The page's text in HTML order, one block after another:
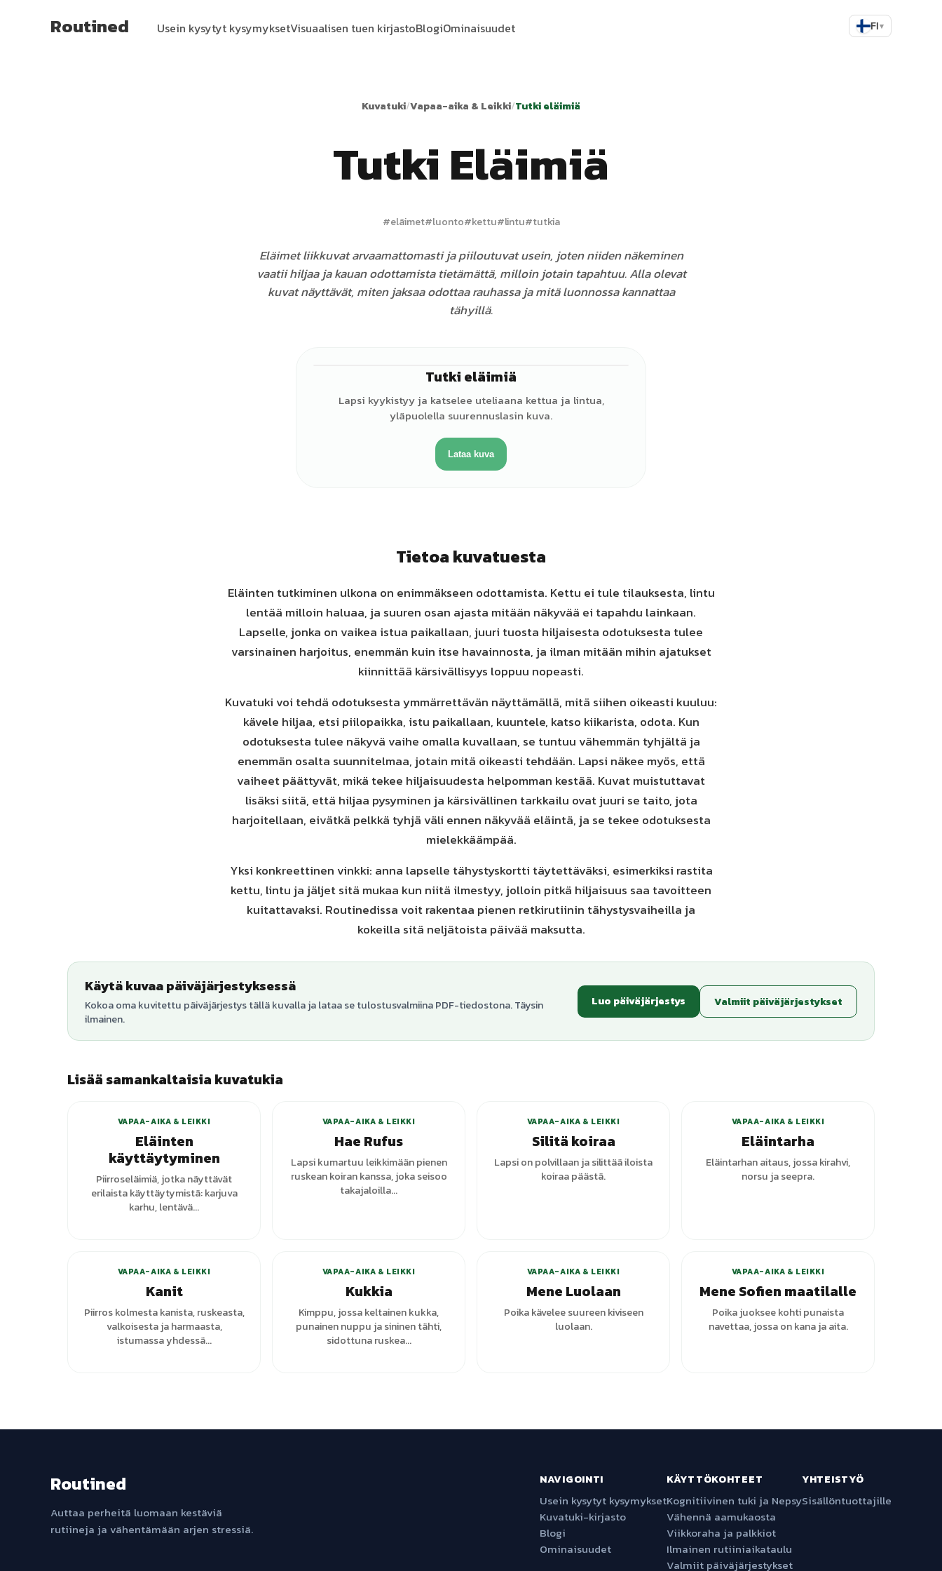
Routined Usein kysytyt kysymyksetVisuaalisen tuen kirjastoBlogiOminaisuudet FI▾
Kuvatuki/Vapaa-aika & Leikki/Tutki eläimiä
Tutki Eläimiä
#eläimet#luonto#kettu#lintu#tutkia
Eläimet liikkuvat arvaamattomasti ja piiloutuvat usein, joten niiden näkeminen
vaatii hiljaa ja kauan odottamista tietämättä, milloin jotain tapahtuu. Alla olevat
kuvat näyttävät, miten jaksaa odottaa rauhassa ja mitä luonnossa kannattaa
tähyillä.
Tutki eläimiä
Lapsi kyykistyy ja katselee uteliaana kettua ja lintua,
yläpuolella suurennuslasin kuva.
Lataa kuva
Tietoa kuvatuesta
Eläinten tutkiminen ulkona on enimmäkseen odottamista. Kettu ei tule tilauksesta, lintu
lentää milloin haluaa, ja suuren osan ajasta mitään näkyvää ei tapahdu lainkaan.
Lapselle, jonka on vaikea istua paikallaan, juuri tuosta hiljaisesta odotuksesta tulee
varsinainen harjoitus, enemmän kuin itse havainnosta, ja ilman mitään mihin ajatukset
kiinnittää kärsivällisyys loppuu nopeasti.
Kuvatuki voi tehdä odotuksesta ymmärrettävän näyttämällä, mitä siihen oikeasti kuuluu:
kävele hiljaa, etsi piilopaikka, istu paikallaan, kuuntele, katso kiikarista, odota. Kun
odotuksesta tulee näkyvä vaihe omalla kuvallaan, se tuntuu vähemmän tyhjältä ja
enemmän osalta suunnitelmaa, jotain mitä oikeasti tehdään. Lapsi näkee myös, että
vaiheet päättyvät, mikä tekee hiljaisuudesta helpomman kestää. Kuvat muistuttavat
lisäksi siitä, että hiljaa pysyminen ja kärsivällinen tarkkailu ovat juuri se taito, jota
harjoitellaan, eivätkä pelkkä tyhjä väli ennen näkyvää eläintä, ja se tekee odotuksesta
mielekkäämpää.
Yksi konkreettinen vinkki: anna lapselle tähystyskortti täytettäväksi, esimerkiksi rastita
kettu, lintu ja jäljet sitä mukaa kun niitä ilmestyy, jolloin pitkä hiljaisuus saa tavoitteen
kuitattavaksi. Routinedissa voit rakentaa pienen retkirutiinin tähystysvaiheilla ja
kokeilla sitä neljätoista päivää maksutta.
Käytä kuvaa päiväjärjestyksessä
Kokoa oma kuvitettu päiväjärjestys tällä kuvalla ja lataa se tulostusvalmiina PDF-tiedostona. Täysin
ilmainen.
Luo päiväjärjestys Valmiit päiväjärjestykset
Lisää samankaltaisia kuvatukia
VAPAA-AIKA & LEIKKI
Eläinten
käyttäytyminen
Piirroseläimiä, jotka näyttävät
erilaista käyttäytymistä: karjuva
karhu, lentävä...
VAPAA-AIKA & LEIKKI
Hae Rufus
Lapsi kumartuu leikkimään pienen
ruskean koiran kanssa, joka seisoo
takajaloilla...
VAPAA-AIKA & LEIKKI
Silitä koiraa
Lapsi on polvillaan ja silittää iloista
koiraa päästä.
VAPAA-AIKA & LEIKKI
Eläintarha
Eläintarhan aitaus, jossa kirahvi,
norsu ja seepra.
VAPAA-AIKA & LEIKKI
Kanit
Piirros kolmesta kanista, ruskeasta,
valkoisesta ja harmaasta,
istumassa yhdessä...
VAPAA-AIKA & LEIKKI
Kukkia
Kimppu, jossa keltainen kukka,
punainen nuppu ja sininen tähti,
sidottuna ruskea...
VAPAA-AIKA & LEIKKI
Mene Luolaan
Poika kävelee suureen kiviseen
luolaan.
VAPAA-AIKA & LEIKKI
Mene Sofien maatilalle
Poika juoksee kohti punaista
navettaa, jossa on kana ja aita.
Routined
Auttaa perheitä luomaan kestäviä
rutiineja ja vähentämään arjen stressiä.
NAVIGOINTI
Usein kysytyt kysymykset
Kuvatuki-kirjasto
Blogi
Ominaisuudet
KÄYTTÖKOHTEET
Kognitiivinen tuki ja Nepsy
Vähennä aamukaosta
Viikkoraha ja palkkiot
Ilmainen rutiiniaikataulu
Valmiit päiväjärjestykset
YHTEISTYÖ
Sisällöntuottajille